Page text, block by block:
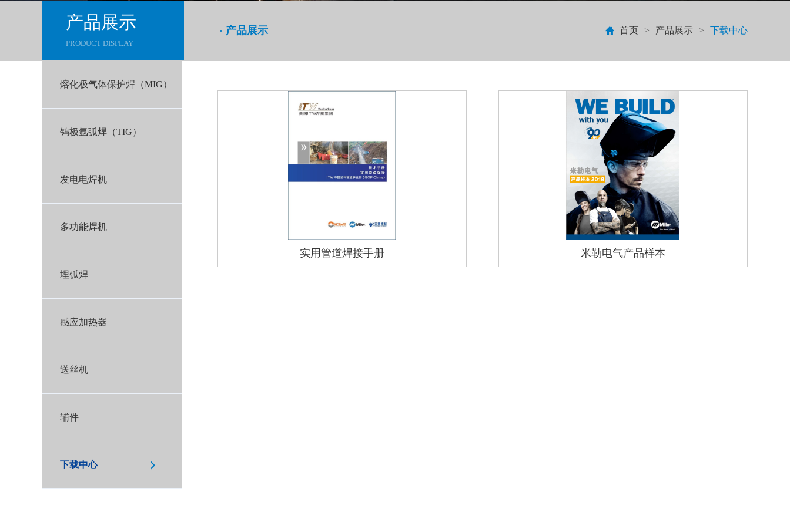
产品展示
PRODUCT DISPLAY
· 产品展示 首页 > 产品展示 > 下载中心
熔化极气体保护焊（MIG）
钨极氩弧焊（TIG）
发电电焊机
多功能焊机
埋弧焊
感应加热器
送丝机
辅件
下载中心
实用管道焊接手册 米勒电气产品样本